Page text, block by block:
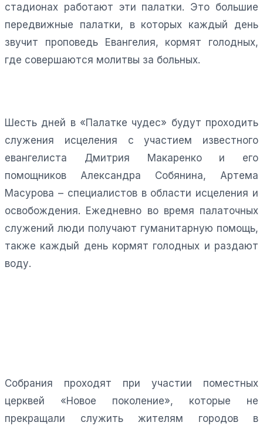
стадионах работают эти палатки. Это большие
передвижные палатки, в которых каждый день
звучит проповедь Евангелия, кормят голодных,
где совершаются молитвы за больных.
Шесть дней в «Палатке чудес» будут проходить
служения исцеления с участием известного
евангелиста Дмитрия Макаренко и его
помощников Александра Собянина, Артема
Масурова – специалистов в области исцеления и
освобождения. Ежедневно во время палаточных
служений люди получают гуманитарную помощь,
также каждый день кормят голодных и раздают
воду.
Собрания проходят при участии поместных
церквей «Новое поколение», которые не
прекращали служить жителям городов в